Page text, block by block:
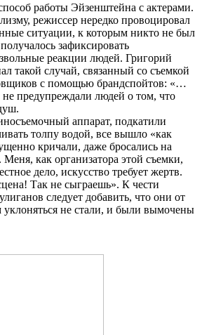
работы Эйзенштейна с актерами.
режиссер нередко провоцировал
ситуации, к которым никто не был
зафиксировать
реакции людей. Григорий
такой случай, связанный со съемкой
с помощью брандспойтов: «…
не предупреждали людей о том, что
аппарат, подкатили
толпу водой, все вышло «как
кричали, даже бросались на
как организатора этой съемки,
дело, искусство требует жертв.
Так не сыграешь». К чести
следует добавить, что они от
уклоняться не стали, и были вымочены